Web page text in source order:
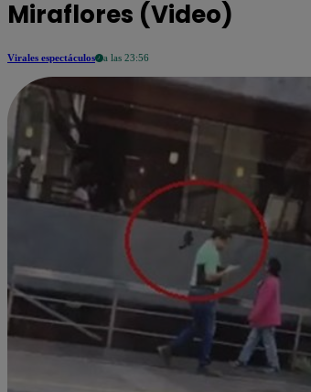
Miraflores (Video)
Virales espectáculos a las 23:56